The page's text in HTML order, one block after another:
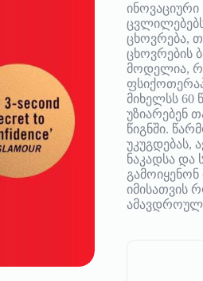
ცხოვრება,
ცხოვრების
მოდელია,
მიხელსს 60
უზიარებენ
წიგნში.
უკუგდებას,
ნაკადსა
იმისათვის